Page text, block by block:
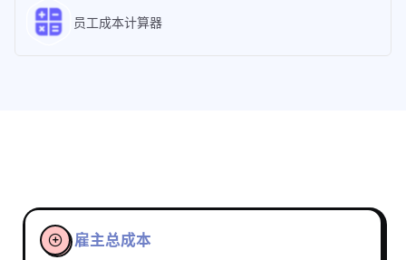
员工成本计算器

雇主总成本